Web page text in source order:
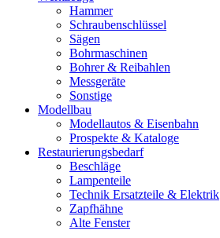
Hammer
Schraubenschlüssel
Sägen
Bohrmaschinen
Bohrer & Reibahlen
Messgeräte
Sonstige
Modellbau
Modellautos & Eisenbahn
Prospekte & Kataloge
Restaurierungsbedarf
Beschläge
Lampenteile
Technik Ersatzteile & Elektrik
Zapfhähne
Alte Fenster